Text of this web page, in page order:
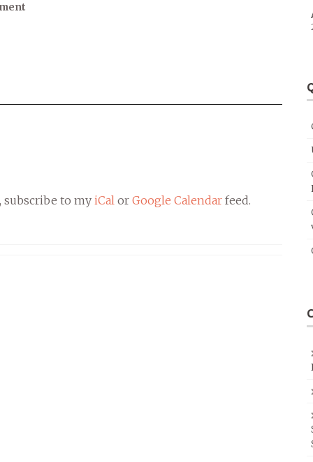
subscribe to my iCal or Google Calendar feed.